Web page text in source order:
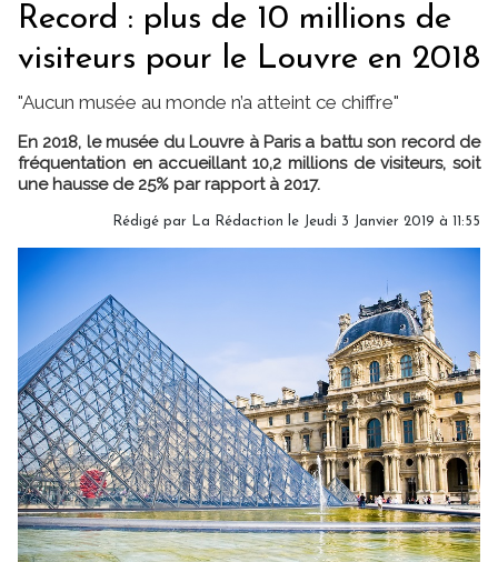
Record : plus de 10 millions de
visiteurs pour le Louvre en 2018
"Aucun musée au monde n’a atteint ce chiffre"
En 2018, le musée du Louvre à Paris a battu son record de
fréquentation en accueillant 10,2 millions de visiteurs, soit
une hausse de 25% par rapport à 2017.
Rédigé par La Rédaction le Jeudi 3 Janvier 2019 à 11:55